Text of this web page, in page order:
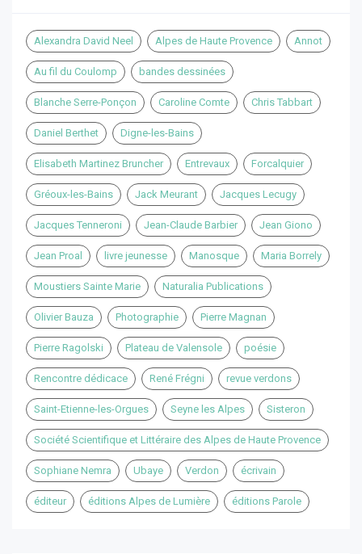
Alexandra David Neel Alpes de Haute Provence Annot
Au fil du Coulomp bandes dessinées
Blanche Serre-Ponçon Caroline Comte Chris Tabbart
Daniel Berthet Digne-les-Bains
Elisabeth Martinez Bruncher Entrevaux Forcalquier
Gréoux-les-Bains Jack Meurant Jacques Lecugy
Jacques Tenneroni Jean-Claude Barbier Jean Giono
Jean Proal livre jeunesse Manosque Maria Borrely
Moustiers Sainte Marie Naturalia Publications
Olivier Bauza Photographie Pierre Magnan
Pierre Ragolski Plateau de Valensole poésie
Rencontre dédicace René Frégni revue verdons
Saint-Etienne-les-Orgues Seyne les Alpes Sisteron
Société Scientifique et Littéraire des Alpes de Haute Provence
Sophiane Nemra Ubaye Verdon écrivain
éditeur éditions Alpes de Lumière éditions Parole